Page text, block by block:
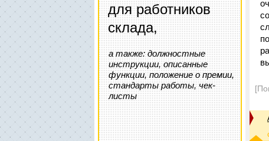
для работников
склада,
а также: должностные
инструкции, описанные
функции, положение о премии,
стандарты работы, чек-
листы